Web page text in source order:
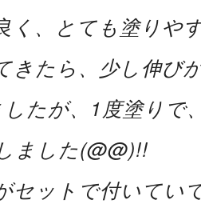
く、とても塗りや
きたら、少し伸び
たが、 1度塗りで
ました(@@)!!
セットで付いてい